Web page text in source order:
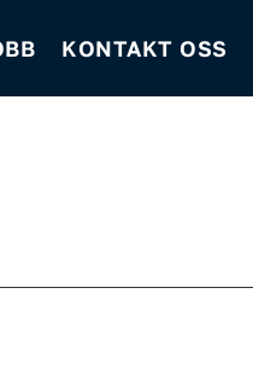
KONTAKT OSS